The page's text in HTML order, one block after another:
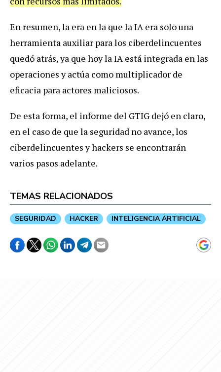
En resumen, la era en la que la IA era solo una
herramienta auxiliar para los ciberdelincuentes
quedó atrás, ya que hoy la IA está integrada en las
operaciones y actúa como multiplicador de
eficacia para actores maliciosos.
De esta forma, el informe del GTIG dejó en claro,
en el caso de que la seguridad no avance, los
ciberdelincuentes y hackers se encontrarán
varios pasos adelante.
TEMAS RELACIONADOS
SEGURIDAD HACKER INTELIGENCIA ARTIFICIAL